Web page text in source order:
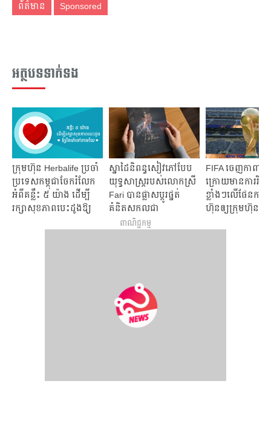
ព័ត៌មាន Sponsored
អត្ថបទទាក់ទង
ក្រុមហ៊ុន Herbalife ប្រចាំ
ប្រទេសកម្ពុជាចែករំលែក
អំពីគន្លឹះ ៥ យ៉ាង ដើម្បី
រក្សាសុខភាពបេះដូងឱ្យ
ស្នាដៃនិពន្ធសៀវភៅបែប
យុទ្ធសាស្រ្តរបស់លោកស្រី
Fari បានផ្លាសប្តូរផ្នត់
គំនិតសកលជា
វិជ្ជមានមកលើ
FIFA ចេញកាពារ​ខ្
ក្រោយមានការរិះ
ខ្លាំងៗ​​លើផែនកា
ហ៊ុន​ឲ្យ​ក្រុម​ហ៊ុន​ឯ
ពាណិជ្ជកម្ម